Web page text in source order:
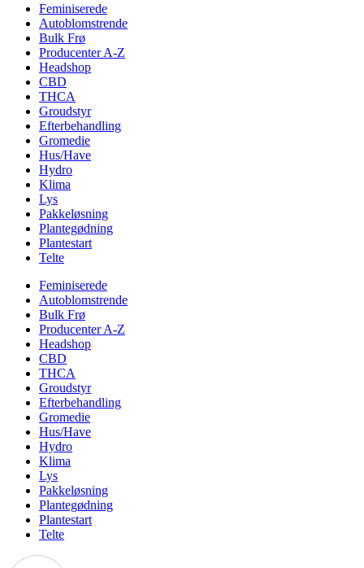
Feminiserede
Autoblomstrende
Bulk Frø
Producenter A-Z
Headshop
CBD
THCA
Groudstyr
Efterbehandling
Gromedie
Hus/Have
Hydro
Klima
Lys
Pakkeløsning
Plantegødning
Plantestart
Telte
Feminiserede
Autoblomstrende
Bulk Frø
Producenter A-Z
Headshop
CBD
THCA
Groudstyr
Efterbehandling
Gromedie
Hus/Have
Hydro
Klima
Lys
Pakkeløsning
Plantegødning
Plantestart
Telte